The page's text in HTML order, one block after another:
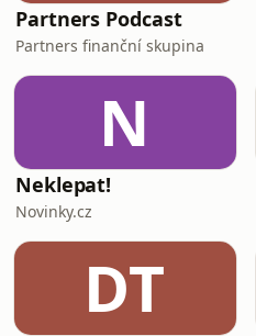
Partners Podcast
Partners finanční skupina
N
Neklepat!
Novinky.cz
DT